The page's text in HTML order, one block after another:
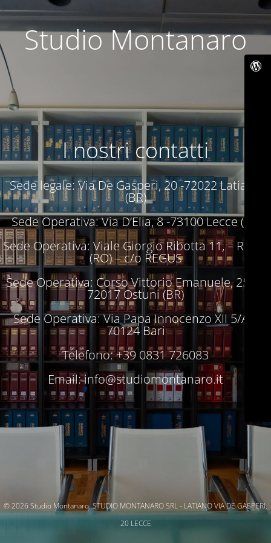
Studio Montanaro
I nostri contatti
Sede legale: Via De Gasperi, 20 -72022 Latiano
(BR)
Sede Operativa: Via D’Elia, 8 -73100 Lecce (LE)
Sede Operativa: Viale Giorgio Ribotta 11, – Roma
(RO) – c/o REGUS
Sede Operativa: Corso Vittorio Emanuele, 250 –
72017 Ostuni (BR)
Sede Operativa: Via Papa Innocenzo XII 5/A –
70124 Bari
Telefono: +39 0831 726083
Email:info@studiomontanaro.it
© 2026 Studio Montanaro. STUDIO MONTANARO SRL - LATIANO VIA DE GASPERI,
20 LECCE